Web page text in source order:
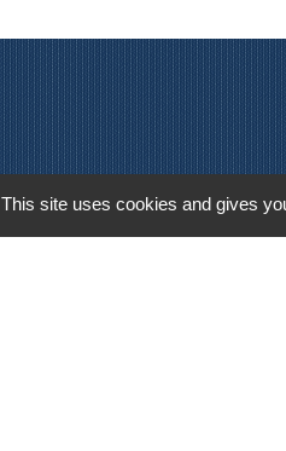
This site uses cookies and gives